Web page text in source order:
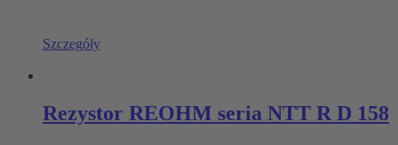
Szczegóły
Rezystor REOHM seria NTT R D 158